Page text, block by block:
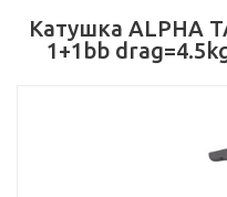
Катушка ALPHA
1+1bb